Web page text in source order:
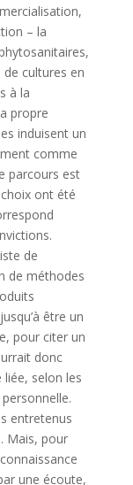
– la
cultures en
à la
propre
induisent un
comme
parcours est
ont été
de
de méthodes
être un
pour citer un
donc
selon les
entretenus
Mais, pour
une écoute,